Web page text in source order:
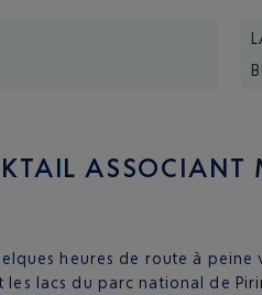
ASSOCIANT
heures de route à
les lacs du parc national de